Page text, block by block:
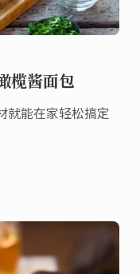
榄酱面包
就能在家轻松搞定